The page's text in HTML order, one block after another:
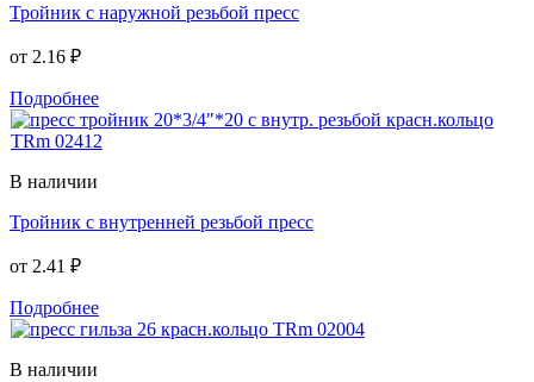
Тройник с наружной резьбой пресс
от 2.16 ₽
Подробнее
В наличии
Тройник с внутренней резьбой пресс
от 2.41 ₽
Подробнее
В наличии